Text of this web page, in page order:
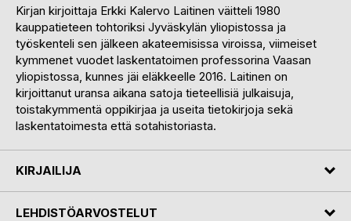
Kirjan kirjoittaja Erkki Kalervo Laitinen väitteli 1980
kauppatieteen tohtoriksi Jyväskylän yliopistossa ja
työskenteli sen jälkeen akateemisissa viroissa, viimeiset
kymmenet vuodet laskentatoimen professorina Vaasan
yliopistossa, kunnes jäi eläkkeelle 2016. Laitinen on
kirjoittanut uransa aikana satoja tieteellisiä julkaisuja,
toistakymmentä oppikirjaa ja useita tietokirjoja sekä
laskentatoimesta että sotahistoriasta.
KIRJAILIJA
LEHDISTÖARVOSTELUT